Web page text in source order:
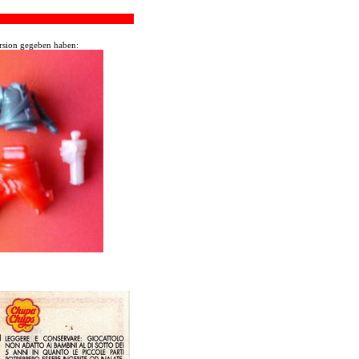
gegeben haben: